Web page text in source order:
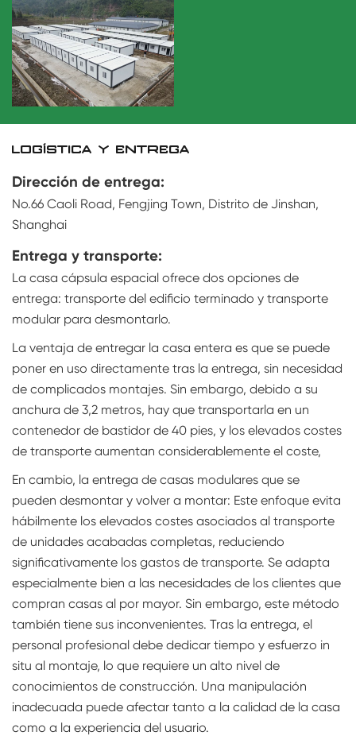
LOGÍSTICA Y ENTREGA
Dirección de entrega:
No.66 Caoli Road, Fengjing Town, Distrito de Jinshan,
Shanghai
Entrega y transporte:
La casa cápsula espacial ofrece dos opciones de
entrega: transporte del edificio terminado y transporte
modular para desmontarlo.
La ventaja de entregar la casa entera es que se puede
poner en uso directamente tras la entrega, sin necesidad
de complicados montajes. Sin embargo, debido a su
anchura de 3,2 metros, hay que transportarla en un
contenedor de bastidor de 40 pies, y los elevados costes
de transporte aumentan considerablemente el coste,
En cambio, la entrega de casas modulares que se
pueden desmontar y volver a montar: Este enfoque evita
hábilmente los elevados costes asociados al transporte
de unidades acabadas completas, reduciendo
significativamente los gastos de transporte. Se adapta
especialmente bien a las necesidades de los clientes que
compran casas al por mayor. Sin embargo, este método
también tiene sus inconvenientes. Tras la entrega, el
personal profesional debe dedicar tiempo y esfuerzo in
situ al montaje, lo que requiere un alto nivel de
conocimientos de construcción. Una manipulación
inadecuada puede afectar tanto a la calidad de la casa
como a la experiencia del usuario.